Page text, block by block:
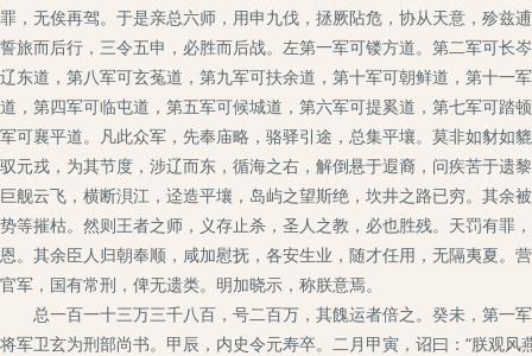
罪，无俟再驾。于是亲总六师，用申九伐，拯厥阽危，协从天意，殄兹
誓旅而后行，三令五申，必胜而后战。左第一军可镂方道。第二军可长
辽东道，第八军可玄菟道，第九军可扶余道，第十军可朝鲜道，第十一
道，第四军可临屯道，第五军可候城道，第六军可提奚道，第七军可踏
军可襄平道。凡此众军，先奉庙略，骆驿引途，总集平壤。莫非如豺如
驭元戎，为其节度，涉辽而东，循海之右，解倒悬于遐裔，问疾苦于遗
巨舰云飞，横断浿江，迳造平壤，岛屿之望斯绝，坎井之路已穷。其
势等摧枯。然则王者之师，义存止杀，圣人之教，必也胜残。天罚有罪
恩。其余臣人归朝奉顺，咸加慰抚，各安生业，随才任用，无隔夷夏。
官军，国有常刑，俾无遗类。明加晓示，称朕意焉。
总一百一十三万三千八百，号二百万，其餽运者倍之。癸未，第一
将军卫玄为刑部尚书。甲辰，内史令元寿卒。二月甲寅，诏曰：“朕观